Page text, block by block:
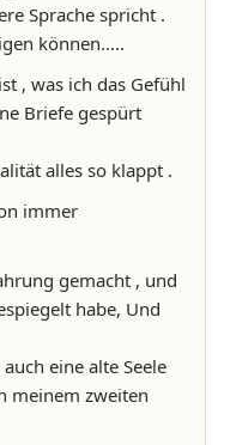
Sprache spricht .
können…..
, was ich das Gefühl
Briefe gespürt
alles so klappt .
immer
gemacht , und
habe, Und
eine alte Seele
meinem zweiten